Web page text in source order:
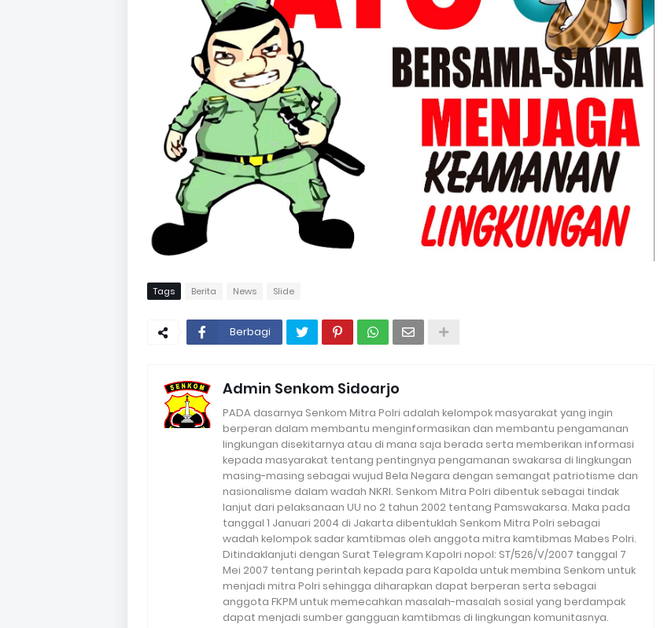
Tags Berita News Slide
Berbagi
Admin Senkom Sidoarjo
PADA dasarnya Senkom Mitra Polri adalah kelompok masyarakat yang ingin
berperan dalam membantu menginformasikan dan membantu pengamanan
lingkungan disekitarnya atau di mana saja berada serta memberikan informasi
kepada masyarakat tentang pentingnya pengamanan swakarsa di lingkungan
masing-masing sebagai wujud Bela Negara dengan semangat patriotisme dan
nasionalisme dalam wadah NKRI. Senkom Mitra Polri dibentuk sebagai tindak
lanjut dari pelaksanaan UU no 2 tahun 2002 tentang Pamswakarsa. Maka pada
tanggal 1 Januari 2004 di Jakarta dibentuklah Senkom Mitra Polri sebagai
wadah kelompok sadar kamtibmas oleh anggota mitra kamtibmas Mabes Polri.
Ditindaklanjuti dengan Surat Telegram Kapolri nopol: ST/526/V/2007 tanggal 7
Mei 2007 tentang perintah kepada para Kapolda untuk membina Senkom untuk
menjadi mitra Polri sehingga diharapkan dapat berperan serta sebagai
anggota FKPM untuk memecahkan masalah-masalah sosial yang berdampak
dapat menjadi sumber gangguan kamtibmas di lingkungan komunitasnya.